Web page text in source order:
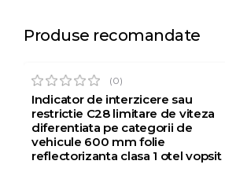
Produse recomandate
(0)
Indicator de interzicere sau
restrictie C28 limitare de viteza
diferentiata pe categorii de
vehicule 600 mm folie
reflectorizanta clasa 1 otel vopsit